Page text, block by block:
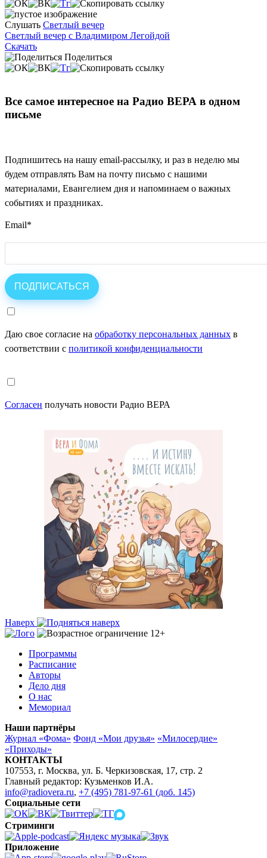
Слушать Светлый вечер
Светлый вечер с Владимиром Легойдой
Скачать
Поделиться
Все самое интересное на Радио ВЕРА в одном
письме
Подпишитесь на нашу email-рассылку, и раз в неделю мы
будем отправлять Вам на почту письмо с нашими
материалами, Евангелием дня и напоминаем о важных
событиях и праздниках.
Email*
Даю свое согласие на обработку персональных данных в
соответствии с политикой конфиденциальности
Согласен получать новости Радио ВЕРА
Наверх
Программы
Расписание
Авторы
Дело дня
О нас
Мемориал
Наши партнёры
Журнал «Фома» Фонд «Мои друзья» «Милосердие»
«Приходы»
КОНТАКТЫ
107553, г. Москва, ул. Б. Черкизовская, 17, стр. 2
Главный редактор: Кузьменков И.А.
info@radiovera.ru, +7 (495) 781-97-61 (доб. 145)
Социальные сети
Стриминги
Приложение